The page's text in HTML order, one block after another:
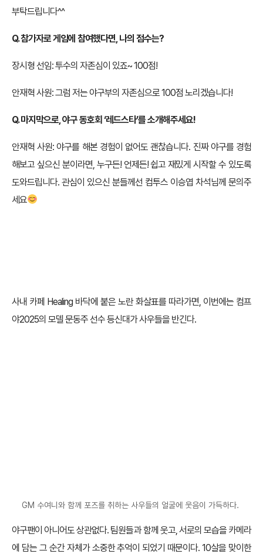
부탁드립니다^^
Q. 참가자로 게임에 참여했다면, 나의 점수는?
장시형 선임: 투수의 자존심이 있죠~ 100점!
안재혁 사원: 그럼 저는 야구부의 자존심으로 100점 노리겠습니다!
Q. 마지막으로, 야구 동호회 ‘레드스타’를 소개해주세요!
안재혁 사원: 야구를 해본 경험이 없어도 괜찮습니다. 진짜 야구를 경험
해보고 싶으신 분이라면, 누구든! 언제든! 쉽고 재밌게 시작할 수 있도록
도와드립니다. 관심이 있으신 분들께선 컴투스 이승엽 차석님께 문의주
세요
사내 카페 Healing 바닥에 붙은 노란 화살표를 따라가면, 이번에는 컴프
야2025의 모델 문동주 선수 등신대가 사우들을 반긴다.
GM 수여니와 함께 포즈를 취하는 사우들의 얼굴에 웃음이 가득하다.
야구팬이 아니어도 상관없다. 팀원들과 함께 웃고, 서로의 모습을 카메라
에 담는 그 순간 자체가 소중한 추억이 되었기 때문이다. 10살을 맞이한